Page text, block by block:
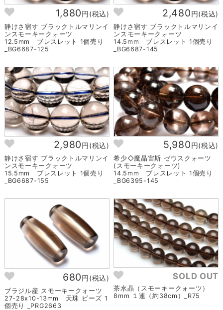
1,880円(税込)
静けさ宿す ブラックトルマリンイ
ンスモーキークォーツ
12.5mm ブレスレット 1個売り
_BG6687-125
2,480円(税込)
静けさ宿す ブラックトルマリンイ
ンスモーキークォーツ
14.5mm ブレスレット 1個売り
_BG6687-145
2,980円(税込)
静けさ宿す ブラックトルマリンイ
ンスモーキークォーツ
15.5mm ブレスレット 1個売り
_BG6687-155
5,980円(税込)
希少◇魔晶宙斯 ゼウスクォーツ
(スモーキークォーツ)
14.5mm ブレスレット 1個売り
_BG6395-145
680円(税込)
ブラジル産 スモーキークォーツ
27-28x10-13mm 天珠 ビーズ 1
個売り _PRG2663
SOLD OUT
茶水晶（スモーキークォーツ）
8mm １連（約38cm）_R75